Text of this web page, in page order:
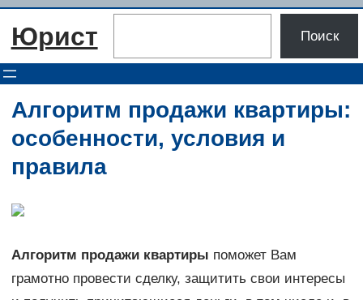
Перейти
Юрист Поиск
Алгоритм продажи квартиры:
особенности, условия и
правила
Алгоритм продажи квартиры поможет Вам
грамотно провести сделку, защитить свои интересы